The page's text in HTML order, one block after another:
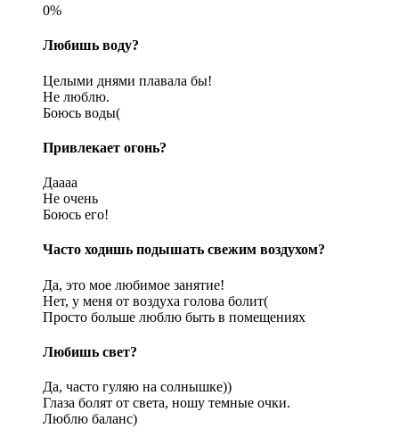
0%
Любишь воду?
Целыми днями плавала бы!
Не люблю.
Боюсь воды(
Привлекает огонь?
Даааа
Не очень
Боюсь его!
Часто ходишь подышать свежим воздухом?
Да, это мое любимое занятие!
Нет, у меня от воздуха голова болит(
Просто больше люблю быть в помещениях
Любишь свет?
Да, часто гуляю на солнышке))
Глаза болят от света, ношу темные очки.
Люблю баланс)